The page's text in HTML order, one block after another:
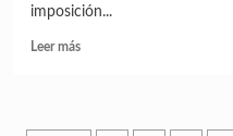
imposición...
Leer más